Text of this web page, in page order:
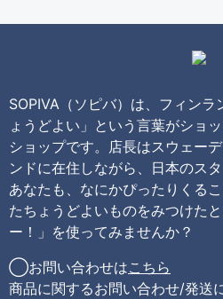
SOPIVA（ソピバ）は、フィン
ょうどよい」という言葉がショ
ショップです。店長はスウェー
ンドに在住しながら、日本のス
あなたも、なにかぴったりくる
たちょうどよいものをみつけた
ー！」を使ってみませんか？
◯お問い合わせはこちら
商品に関するお問い合わせ/発送